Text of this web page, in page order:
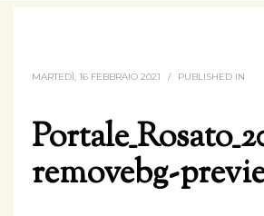
MARTEDÌ, 16 FEBBRAIO 2021 / PUBLISHED IN
removebg-